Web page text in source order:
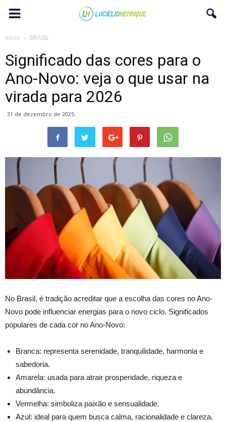
Início BRASIL
Significado das cores para o
Ano-Novo: veja o que usar na
virada para 2026
31 de dezembro de 2025
No Brasil, é tradição acreditar que a escolha das cores no Ano-
Novo pode influenciar energias para o novo ciclo. Significados
populares de cada cor no Ano-Novo:
Branca: representa serenidade, tranquilidade, harmonia e
sabedoria.
Amarela: usada para atrair prosperidade, riqueza e
abundância.
Vermelha: simboliza paixão e sensualidade.
Azul: ideal para quem busca calma, racionalidade e clareza.